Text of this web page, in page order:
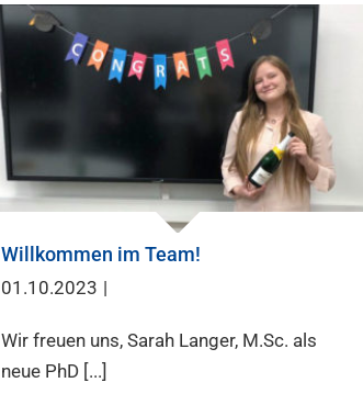
Willkommen im Team!
01.10.2023 |
Wir freuen uns, Sarah Langer, M.Sc. als
neue PhD [...]